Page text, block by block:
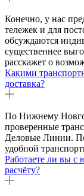
Конечно, у нас
тележек и для
обсуждаются
существеннее
расскажет о
Какими
доставка?
По Нижнему
проверенные
Деловые Линии.
удобной
Работаете ли вы
расчёту?